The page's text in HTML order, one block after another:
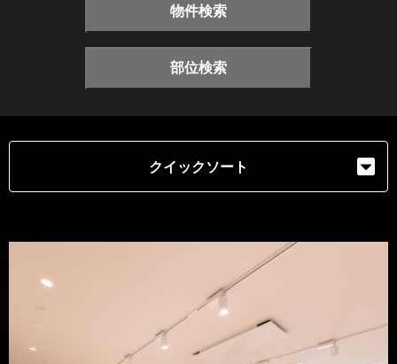
物件検索
部位検索
クイックソート